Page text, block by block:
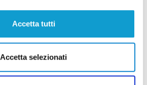
Accetta tutti
Accetta selezionati